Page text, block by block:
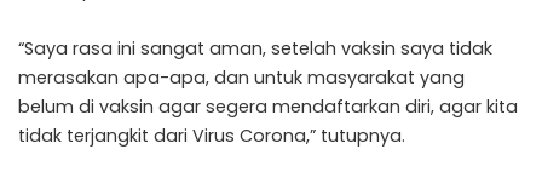
“Saya rasa ini sangat aman, setelah vaksin saya tidak
merasakan apa-apa, dan untuk masyarakat yang
belum di vaksin agar segera mendaftarkan diri, agar kita
tidak terjangkit dari Virus Corona,” tutupnya.